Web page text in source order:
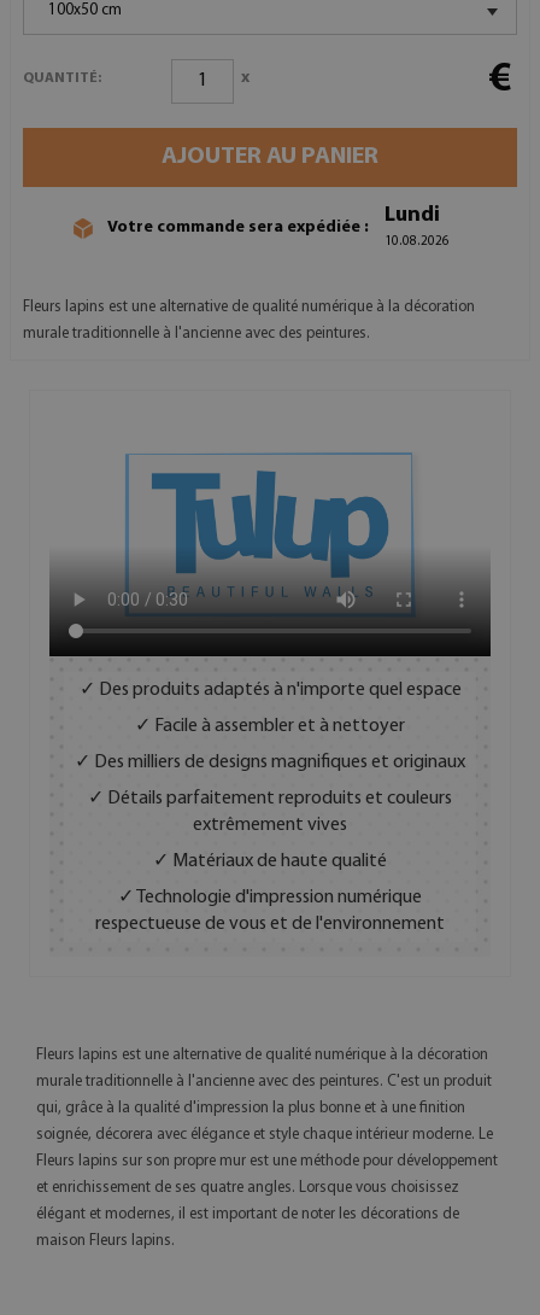
100x50 cm
QUANTITÉ: x €
AJOUTER AU PANIER
Votre commande sera expédiée :
Lundi
10.08.2026
Fleurs lapins est une alternative de qualité numérique à la décoration
murale traditionnelle à l'ancienne avec des peintures.
✓ Des produits adaptés à n'importe quel espace
✓ Facile à assembler et à nettoyer
✓ Des milliers de designs magnifiques et originaux
✓ Détails parfaitement reproduits et couleurs
extrêmement vives
✓ Matériaux de haute qualité
✓ Technologie d'impression numérique
respectueuse de vous et de l'environnement
Fleurs lapins est une alternative de qualité numérique à la décoration
murale traditionnelle à l'ancienne avec des peintures. C'est un produit
qui, grâce à la qualité d'impression la plus bonne et à une finition
soignée, décorera avec élégance et style chaque intérieur moderne. Le
Fleurs lapins sur son propre mur est une méthode pour développement
et enrichissement de ses quatre angles. Lorsque vous choisissez
élégant et modernes, il est important de noter les décorations de
maison Fleurs lapins.